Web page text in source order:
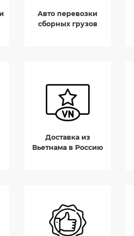
Авто перевозки
сборных грузов
Доставка из
Вьетнама в Россию